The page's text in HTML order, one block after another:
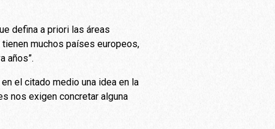
defina a priori las áreas
muchos países europeos,
años”.
el citado medio una idea en la
nos exigen concretar alguna